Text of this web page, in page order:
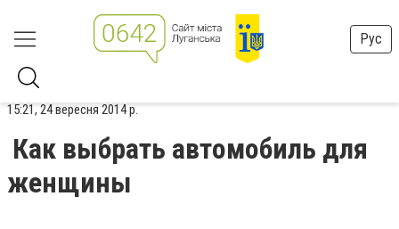
Рус
15:21, 24 вересня 2014 р.
Как выбрать автомобиль для
женщины